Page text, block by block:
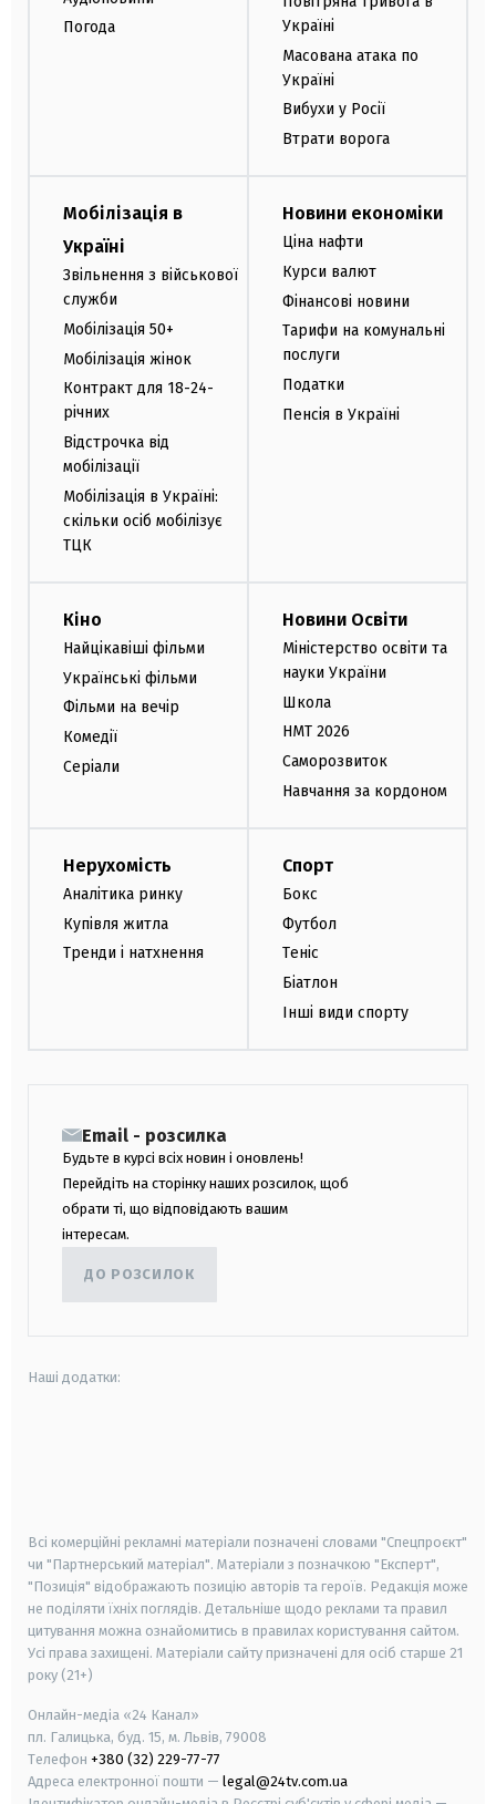
Погода
Україні
Масована атака по
Україні
Вибухи у Росії
Втрати ворога
Мобілізація в
Україні
Звільнення з військової
служби
Мобілізація 50+
Мобілізація жінок
Контракт для 18-24-
річних
Відстрочка від
мобілізації
Мобілізація в Україні:
скільки осіб мобілізує
ТЦК
Новини економіки
Ціна нафти
Курси валют
Фінансові новини
Тарифи на комунальні
послуги
Податки
Пенсія в Україні
Кіно
Найцікавіші фільми
Українські фільми
Фільми на вечір
Комедії
Серіали
Новини Освіти
Міністерство освіти та
науки України
Школа
НМТ 2026
Саморозвиток
Навчання за кордоном
Нерухомість
Аналітика ринку
Купівля житла
Тренди і натхнення
Спорт
Бокс
Футбол
Теніс
Біатлон
Інші види спорту
Email - розсилка
Будьте в курсі всіх новин і оновлень!
Перейдіть на сторінку наших розсилок, щоб
обрати ті, що відповідають вашим
інтересам.
ДО РОЗСИЛОК
Наші додатки:
Всі комерційні рекламні матеріали позначені словами "Спецпроєкт"
чи "Партнерський матеріал". Матеріали з позначкою "Експерт",
"Позиція" відображають позицію авторів та героїв. Редакція може
не поділяти їхніх поглядів. Детальніше щодо реклами та правил
цитування можна ознайомитись в правилах користування сайтом.
Усі права захищені. Матеріали сайту призначені для осіб старше 21
року (21+)
Онлайн-медіа «24 Канал»
пл. Галицька, буд. 15, м. Львів, 79008
Телефон +380 (32) 229-77-77
Адреса електронної пошти — legal@24tv.com.ua